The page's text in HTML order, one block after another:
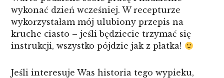
wykonać dzień wcześniej. W recepturze
wykorzystałam mój ulubiony przepis na
kruche ciasto – jeśli będziecie trzymać się
instrukcji, wszystko pójdzie jak z płatka!
Jeśli interesuje Was historia tego wypieku,